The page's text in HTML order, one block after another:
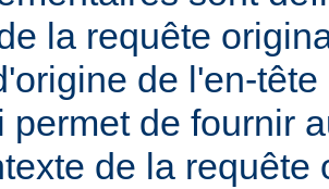
la requête
de l'en-
permet de fournir
de la requête